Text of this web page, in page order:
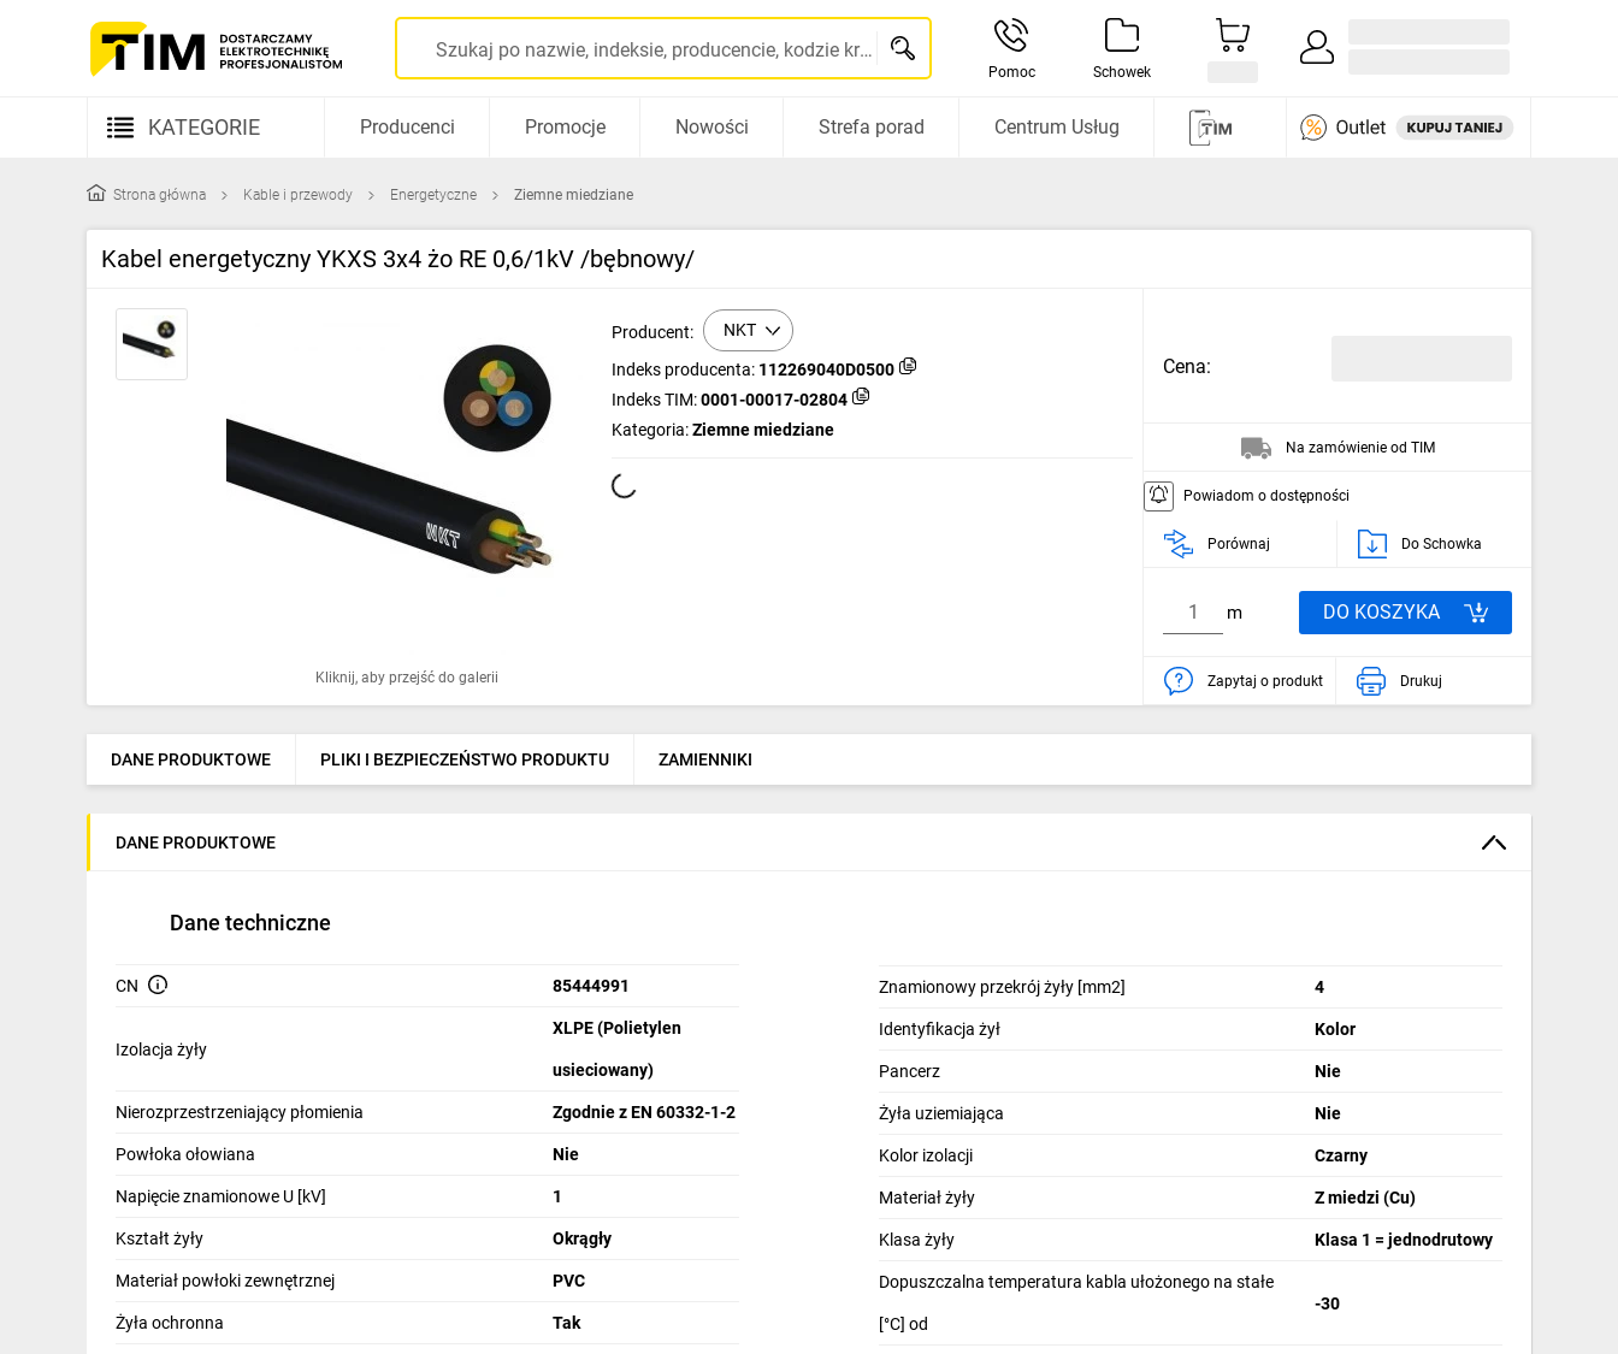
Szukaj po nazwie, indeksie, producencie, kodzie kreskowym...
Pomoc Schowek
KATEGORIE
Kable i przewody
Rozdzielnice i obudowy
Elementy prowadzenia kabli
Ogrzewanie
Elektronarzędzia i mierniki
Dom i ogród
Klimatyzacja
Odzież ochronna i BHP
Inne
Budowa i Remont
Elektronika
Smart home
Producenci Promocje Nowości Strefa porad Centrum Usług
Strona główna Kable i przewody Energetyczne Ziemne miedziane
Kabel energetyczny YKXS 3x4 żo RE 0,6/1kV /bębnowy/
Kliknij, aby przejść do galerii
Producent: NKT
Indeks producenta: 112269040D0500
Indeks TIM:0001-00017-02804
Kategoria:Ziemne miedziane
Cena:
Na zamówienie od TIM
Powiadom o dostępności
Porównaj Do Schowka
m DO KOSZYKA
Zapytaj o produkt Drukuj
DANE PRODUKTOWE PLIKI I BEZPIECZEŃSTWO PRODUKTU ZAMIENNIKI
DANE PRODUKTOWE
Dane techniczne
CN 85444991
Izolacja żyły
XLPE (Polietylen
usieciowany)
Nierozprzestrzeniający płomienia Zgodnie z EN 60332-1-2
Powłoka ołowiana Nie
Napięcie znamionowe U [kV] 1
Kształt żyły Okrągły
Materiał powłoki zewnętrznej PVC
Żyła ochronna Tak
Znamionowy przekrój żyły [mm2] 4
Identyfikacja żył Kolor
Pancerz Nie
Żyła uziemiająca Nie
Kolor izolacji Czarny
Materiał żyły Z miedzi (Cu)
Klasa żyły Klasa 1 = jednodrutowy
Dopuszczalna temperatura kabla ułożonego na stałe
[°C] od
-30